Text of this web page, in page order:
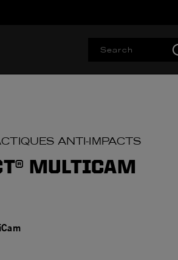
ANTI-IMPACTS
MULTICAM